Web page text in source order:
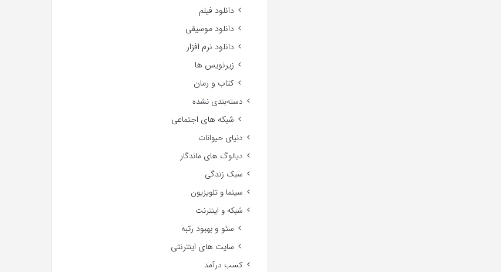
دانلود فیلم
دانلود موسیقی
دانلود نرم افزار
زیرنویس ها
کتاب و رمان
دسته‌بندی نشده
شبکه های اجتماعی
دنیای حیوانات
دیالوگ های ماندگار
سبک زندگی
سینما و تلویزیون
شبکه و اینترنت
سئو و بهبود رتبه
سایت های اینترنتی
کسب درآمد